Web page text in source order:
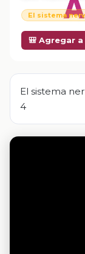
El sistema
🎒 Agregar
El sistema
4